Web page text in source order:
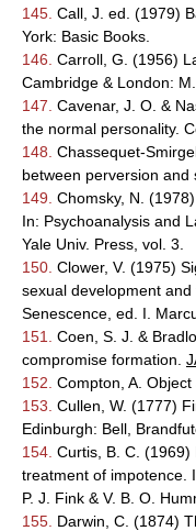
145. Call, J. ed. (1979)
York: Basic Books.
146. Carroll, G. (1956)
Cambridge & London:
147. Cavenar, J. O. &
the normal personality.
148. Chassequet-
between perversion and
149. Chomsky, N.
In: Psychoanalysis and
Yale Univ. Press, vol. 3.
150. Clower, V. (1975)
sexual development
Senescence, ed. I.
151.
Coen, S. J. &
compromise formation.
152. Compton, A. Object
153. Cullen, W. (1777)
Edinburgh: Bell,
154. Curtis, B. C. (1969)
treatment of impotence.
P. J. Fink & V. B. O.
155. Darwin, C. (1874)